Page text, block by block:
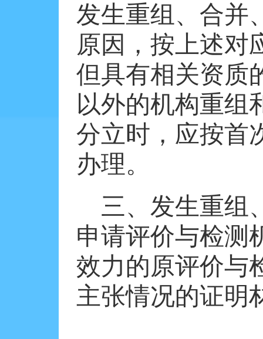
发生重组、合并
原因，按上述对
但具有相关资质
以外的机构重组
分立时，应按首
办理。
三、发生重组
申请评价与检测
效力的原评价与
主张情况的证明